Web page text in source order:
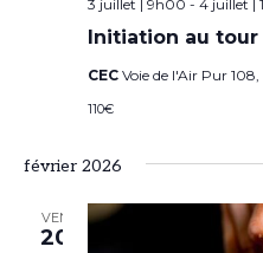
Initiation au tour
3 juillet | 9h00 - 4 juillet |
CEC Voie de l'Air Pur
110€
février 2026
VEN
20